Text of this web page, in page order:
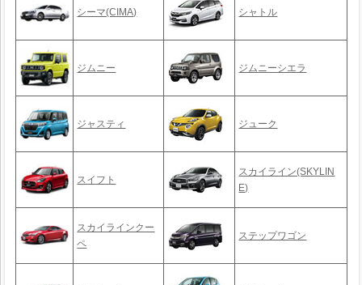
シーマ(CIMA) シャトル
ジムニー ジムニーシエラ
ジャスティ ジューク
スイフト
スカイライン(SKYLIN
E)
スカイラインクー
ペ
ステップワゴン